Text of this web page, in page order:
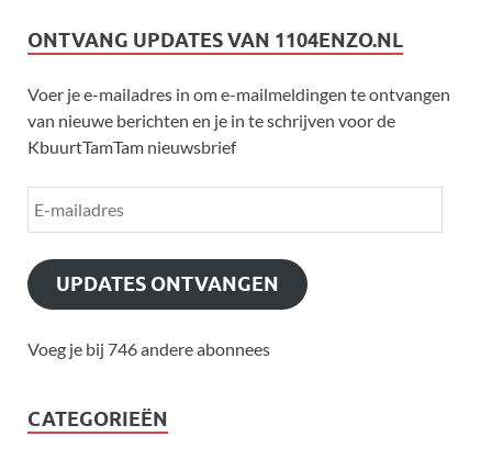
ONTVANG UPDATES VAN 1104ENZO.NL
Voer je e-mailadres in om e-mailmeldingen te ontvangen
van nieuwe berichten en je in te schrijven voor de
KbuurtTamTam nieuwsbrief
UPDATES ONTVANGEN
Voeg je bij 746 andere abonnees
CATEGORIEËN